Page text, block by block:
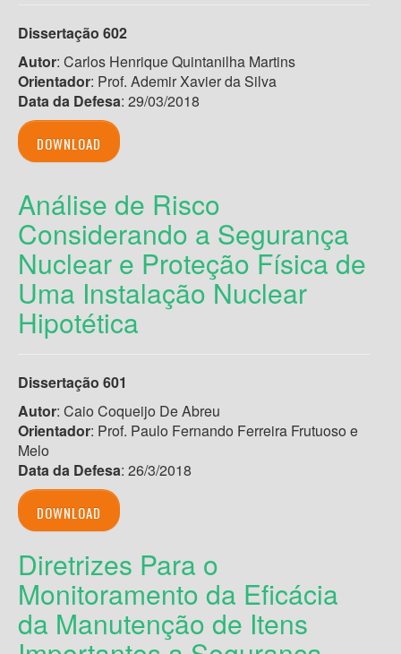
Dissertação 602
Autor: Carlos Henrique Quintanilha Martins
Orientador: Prof. Ademir Xavier da Silva
Data da Defesa: 29/03/2018
DOWNLOAD
Análise de Risco
Considerando a Segurança
Nuclear e Proteção Física de
Uma Instalação Nuclear
Hipotética
Dissertação 601
Autor: Caio Coqueijo De Abreu
Orientador: Prof. Paulo Fernando Ferreira Frutuoso e
Melo
Data da Defesa: 26/3/2018
DOWNLOAD
Diretrizes Para o
Monitoramento da Eficácia
da Manutenção de Itens